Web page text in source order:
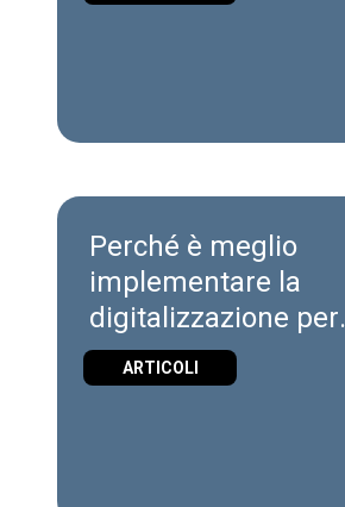
Perché è meglio
implementare la
digitalizzazione per
Industrie 4.0?
ARTICOLI